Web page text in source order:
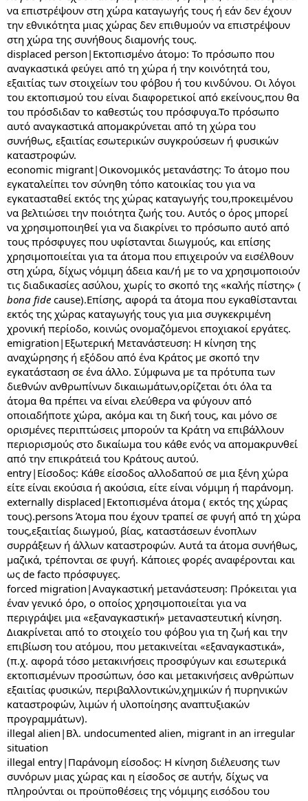
να επιστρέψουν στη χώρα καταγωγής τους ή εάν δεν έχουν
την εθνικότητα μιας χώρας δεν επιθυμούν να επιστρέψουν
στη χώρα της συνήθους διαμονής τους.
displaced person|Εκτοπισμένο άτομο: Το πρόσωπο που
αναγκαστικά φεύγει από τη χώρα ή την κοινότητά του,
εξαιτίας των στοιχείων του φόβου ή του κινδύνου. Οι λόγοι
του εκτοπισμού του είναι διαφορετικοί από εκείνους,που θα
του πρόσδιδαν το καθεστώς του πρόσφυγα.Το πρόσωπο
αυτό αναγκαστικά απομακρύνεται από τη χώρα του
συνήθως, εξαιτίας εσωτερικών συγκρούσεων ή φυσικών
καταστροφών.
economic migrant|Οικονομικός μετανάστης: Το άτομο που
εγκαταλείπει τον σύνηθη τόπο κατοικίας του για να
εγκατασταθεί εκτός της χώρας καταγωγής του,προκειμένου
να βελτιώσει την ποιότητα ζωής του. Αυτός ο όρος μπορεί
να χρησιμοποιηθεί για να διακρίνει το πρόσωπο αυτό από
τους πρόσφυγες που υφίστανται διωγμούς, και επίσης
χρησιμοποιείται για τα άτομα που επιχειρούν να εισέλθουν
στη χώρα, δίχως νόμιμη άδεια και/ή με το να χρησιμοποιούν
τις διαδικασίες ασύλου, χωρίς το σκοπό της «καλής πίστης» (
bona fide cause).Επίσης, αφορά τα άτομα που εγκαθίστανται
εκτός της χώρας καταγωγής τους για μια συγκεκριμένη
χρονική περίοδο, κοινώς ονομαζόμενοι εποχιακοί εργάτες.
emigration|Εξωτερική Μετανάστευση: Η κίνηση της
αναχώρησης ή εξόδου από ένα Κράτος με σκοπό την
εγκατάσταση σε ένα άλλο. Σύμφωνα με τα πρότυπα των
διεθνών ανθρωπίνων δικαιωμάτων,ορίζεται ότι όλα τα
άτομα θα πρέπει να είναι ελεύθερα να φύγουν από
οποιαδήποτε χώρα, ακόμα και τη δική τους, και μόνο σε
ορισμένες περιπτώσεις μπορούν τα Κράτη να επιβάλλουν
περιορισμούς στο δικαίωμα του κάθε ενός να απομακρυνθεί
από την επικράτειά του Κράτους αυτού.
entry|Είσοδος: Κάθε είσοδος αλλοδαπού σε μια ξένη χώρα
είτε είναι εκούσια ή ακούσια, είτε είναι νόμιμη ή παράνομη.
externally displaced|Εκτοπισμένα άτομα ( εκτός της χώρας
τους).persons Άτομα που έχουν τραπεί σε φυγή από τη χώρα
τους,εξαιτίας διωγμού, βίας, καταστάσεων ένοπλων
συρράξεων ή άλλων καταστροφών. Αυτά τα άτομα συνήθως,
μαζικά, τρέπονται σε φυγή. Κάποιες φορές αναφέρονται και
ως de facto πρόσφυγες.
forced migration|Αναγκαστική μετανάστευση: Πρόκειται για
έναν γενικό όρο, ο οποίος χρησιμοποιείται για να
περιγράψει μια «εξαναγκαστική» μεταναστευτική κίνηση.
Διακρίνεται από το στοιχείο του φόβου για τη ζωή και την
επιβίωση του ατόμου, που μετακινείται «εξαναγκαστικά»,
(π.χ. αφορά τόσο μετακινήσεις προσφύγων και εσωτερικά
εκτοπισμένων προσώπων, όσο και μετακινήσεις ανθρώπων
εξαιτίας φυσικών, περιβαλλοντικών,χημικών ή πυρηνικών
καταστροφών, λιμών ή υλοποίησης αναπτυξιακών
προγραμμάτων).
illegal alien|Βλ. undocumented alien, migrant in an irregular
situation
illegal entry|Παράνομη είσοδος: Η κίνηση διέλευσης των
συνόρων μιας χώρας και η είσοδος σε αυτήν, δίχως να
πληρούνται οι προϋποθέσεις της νόμιμης εισόδου του